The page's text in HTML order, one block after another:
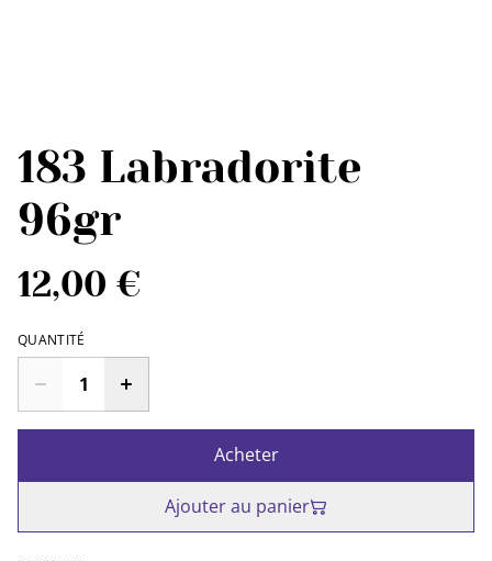
183 Labradorite
96gr
12,00 €
QUANTITÉ
Acheter
Ajouter au panier